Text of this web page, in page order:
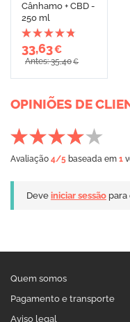
Cânhamo + CBD -
250 ml
33,63€
Antes: 35,40€
OPINIÕES DE
Avaliação 4/5 baseada em 1
Deve iniciar sessão
Quem somos
Pagamento e transporte
Aviso legal